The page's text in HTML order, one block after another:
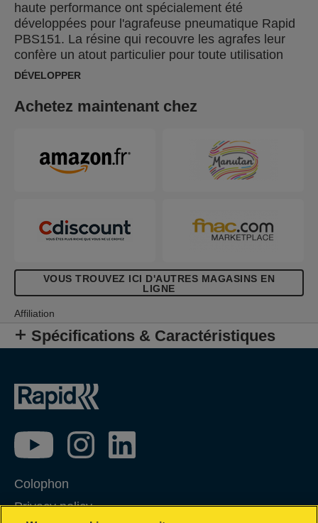
haute performance ont spécialement été
développées pour l'agrafeuse pneumatique Rapid
PBS151. La résine qui recouvre les agrafes leur
confère un atout particulier pour toute utilisation
dans du bois.
DÉVELOPPER
Achetez maintenant chez
VOUS TROUVEZ ICI D'AUTRES MAGASINS EN
LIGNE
Affiliation
Spécifications & Caractéristiques
Colophon
Privacy policy